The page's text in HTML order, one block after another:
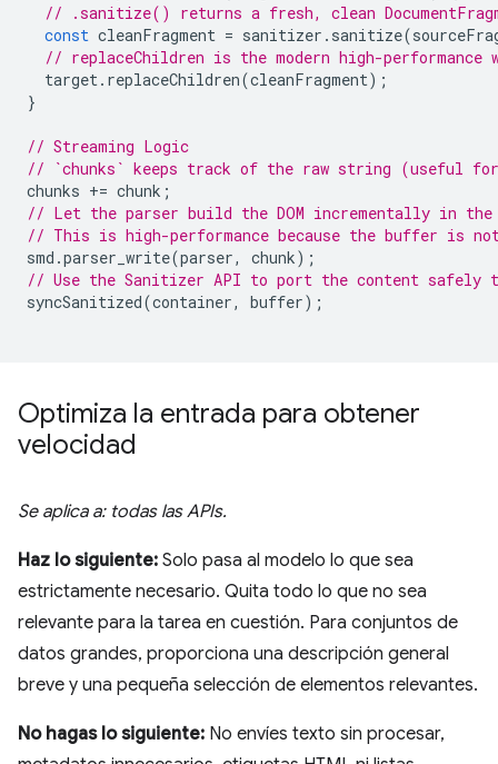
// .sanitize() returns a fresh, clean
const cleanFragment = sanitizer . sanitize(
// replaceChildren is the modern high-performance
target. replaceChildren(cleanFragment);
}
// Streaming Logic
// `chunks` keeps track of the raw string (useful for
chunks += chunk ;
// Let the parser build the DOM incrementally in
// This is high-performance because the buffer is
smd .parser_write(parser, chunk);
// Use the Sanitizer API to port the content safely
syncSanitized(container, buffer);
Optimiza la entrada para obtener
velocidad
Se aplica a: todas las APIs.
Haz lo siguiente: Solo pasa al modelo lo que sea
estrictamente necesario. Quita todo lo que no sea
relevante para la tarea en cuestión. Para conjuntos de
datos grandes, proporciona una descripción general
breve y una pequeña selección de elementos relevantes.
No hagas lo siguiente: No envíes texto sin procesar,